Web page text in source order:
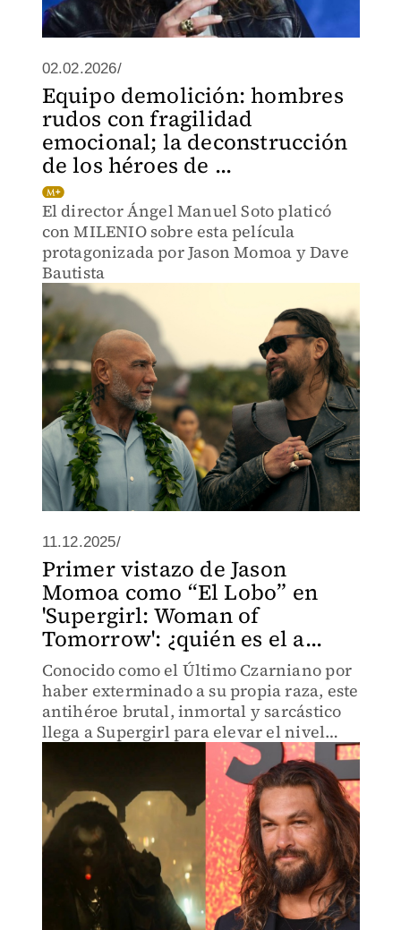
02.02.2026/
Equipo demolición: hombres
rudos con fragilidad
emocional; la deconstrucción
de los héroes de ...
El director Ángel Manuel Soto platicó
con MILENIO sobre esta película
protagonizada por Jason Momoa y Dave
Bautista
11.12.2025/
Primer vistazo de Jason
Momoa como “El Lobo” en
'Supergirl: Woman of
Tomorrow': ¿quién es el a...
Conocido como el Último Czarniano por
haber exterminado a su propia raza, este
antihéroe brutal, inmortal y sarcástico
llega a Supergirl para elevar el nivel
cósmico de la película y marcar un
punto clave en el nuevo DCU de James
Gunn.